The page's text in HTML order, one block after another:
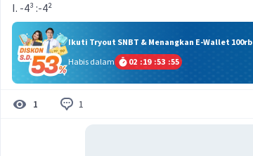
I. -4³ :-4²
Ikuti Tryout SNBT & Menangkan E-Wallet 100rb
Habis dalam
02 :19 :53 :54
1 1